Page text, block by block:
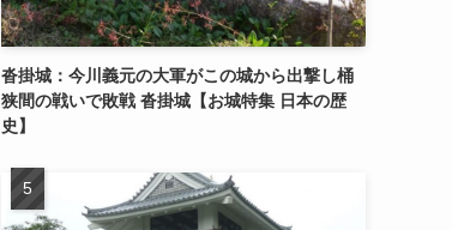
沓掛城：今川義元の大軍がこの城から出撃し桶
狭間の戦いで敗戦 沓掛城【お城特集 日本の歴
史】